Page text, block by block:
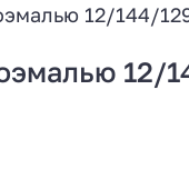
12/144/
12/